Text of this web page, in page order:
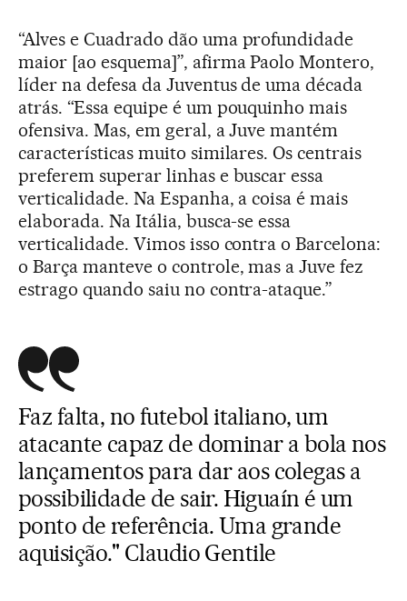
“Alves e Cuadrado dão uma profundidade
maior [ao esquema]”, afirma Paolo Montero,
líder na defesa da Juventus de uma década
atrás. “Essa equipe é um pouquinho mais
ofensiva. Mas, em geral, a Juve mantém
características muito similares. Os centrais
preferem superar linhas e buscar essa
verticalidade. Na Espanha, a coisa é mais
elaborada. Na Itália, busca-se essa
verticalidade. Vimos isso contra o Barcelona:
o Barça manteve o controle, mas a Juve fez
estrago quando saiu no contra-ataque.”
Faz falta, no futebol italiano, um
atacante capaz de dominar a bola nos
lançamentos para dar aos colegas a
possibilidade de sair. Higuaín é um
ponto de referência. Uma grande
aquisição." Claudio Gentile